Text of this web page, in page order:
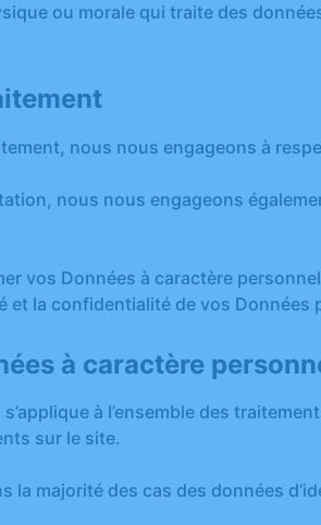
ou morale qui traite des
nous nous engageons à
nous nous engageons
vos Données à caractère
et la confidentialité de vos Données
à caractère
à l’ensemble des
sur le site.
la majorité des cas des données